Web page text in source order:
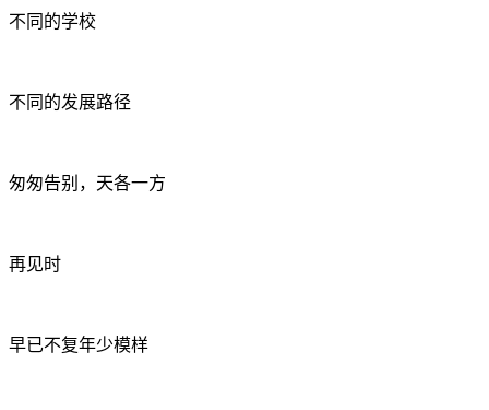
不同的学校
不同的发展路径
匆匆告别，天各一方
再见时
早已不复年少模样